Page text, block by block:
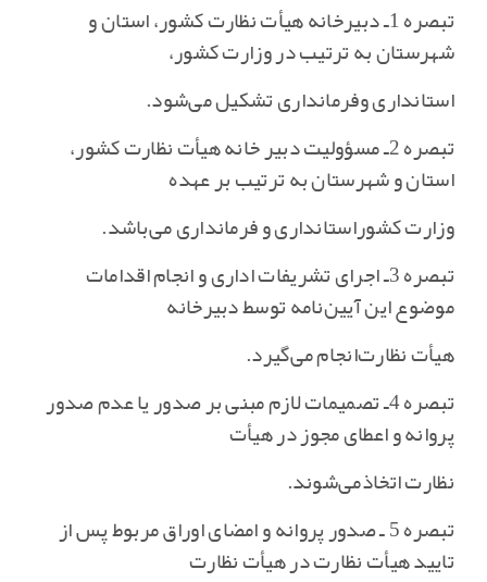
تبصره 1ـ دبیرخانه هیأت نظارت کشور، استان و
شهرستان به ترتیب در وزارت کشور،
استانداری وفرمانداری تشکیل می‌شود.
تبصره 2ـ مسؤولیت دبیر خانه هیأت نظارت کشور،
استان و شهرستان به ترتیب بر عهده
وزارت کشوراستانداری و فرمانداری می‌باشد.
تبصره 3ـ اجرای تشریفات اداری و انجام اقدامات
موضوع این آیین‌نامه توسط دبیرخانه
هیأت نظارت‌انجام می‌گیرد.
تبصره 4ـ تصمیمات لازم مبنی بر صدور یا عدم صدور
پروانه و اعطای مجوز در هیأت
نظارت اتخاذمی‌شوند.
تبصره 5 ـ صدور پروانه و امضای اوراق مربوط پس از
تایید هیأت نظارت در هیأت نظارت